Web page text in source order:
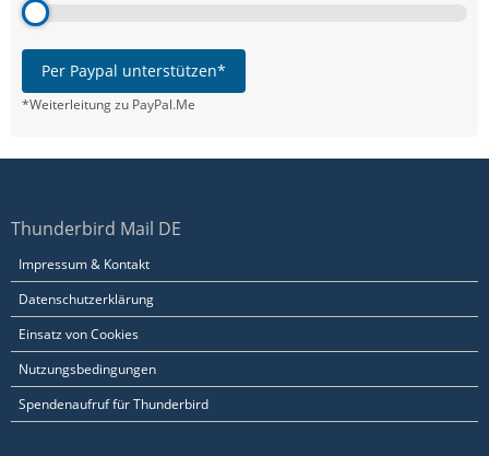
Per Paypal unterstützen*
*Weiterleitung zu PayPal.Me
Thunderbird Mail DE
Impressum & Kontakt
Datenschutzerklärung
Einsatz von Cookies
Nutzungsbedingungen
Spendenaufruf für Thunderbird